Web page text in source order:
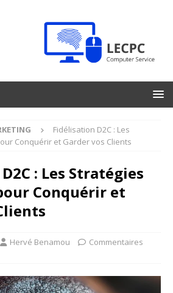
Fidélisation D2C : Les
Conquérir et Garder vos Clients
: Les Stratégies
Conquérir et
Hervé Benamou
Commentaires